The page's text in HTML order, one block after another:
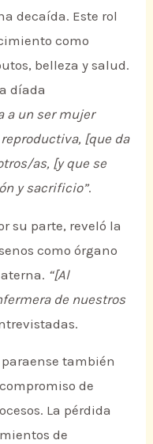
decaída. Este rol
como
belleza y salud.
díada
a un ser mujer
[que da
as, [y que se
y sacrificio”.
su parte, reveló la
como órgano
“[Al
de nuestros
también
de
La pérdida
de